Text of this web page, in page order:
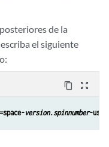
de la
el siguiente
content_copy zoom_out_map
version.spinnumber-